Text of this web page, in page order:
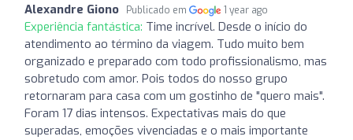
Alexandre Giono Publicado em 1 year ago
Experiência fantástica: Time incrível. Desde o início do
atendimento ao término da viagem. Tudo muito bem
organizado e preparado com todo profissionalismo, mas
sobretudo com amor. Pois todos do nosso grupo
retornaram para casa com um gostinho de "quero mais".
Foram 17 dias intensos. Expectativas mais do que
superadas, emoções vivenciadas e o mais importante